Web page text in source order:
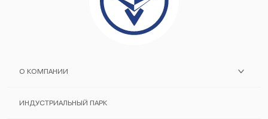
О КОМПАНИИ
ИСТОРИЯ ЗАВОДА
ИНДУСТРИАЛЬНЫЙ ПАРК